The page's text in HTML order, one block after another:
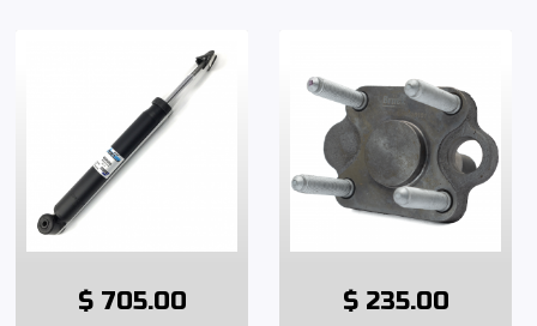
$ 705.00 $ 235.00